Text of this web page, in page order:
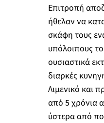
Επιτροπή
ήθελαν να
σκάφη τους
υπόλοιπους
ουσιαστικά
διαρκές
Λιμενικό και
από 5 χρόνια
ύστερα από